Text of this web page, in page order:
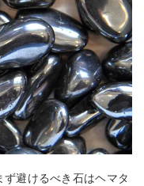
避けるべき石はヘマタ